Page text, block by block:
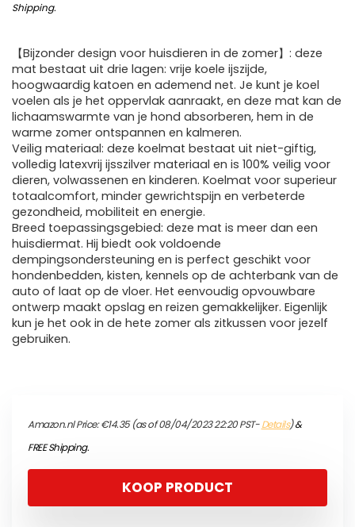
Shipping.
【Bijzonder design voor huisdieren in de zomer】: deze
mat bestaat uit drie lagen: vrije koele ijszijde,
hoogwaardig katoen en ademend net. Je kunt je koel
voelen als je het oppervlak aanraakt, en deze mat kan de
lichaamswarmte van je hond absorberen, hem in de
warme zomer ontspannen en kalmeren.
Veilig materiaal: deze koelmat bestaat uit niet-giftig,
volledig latexvrij ijsszilver materiaal en is 100% veilig voor
dieren, volwassenen en kinderen. Koelmat voor superieur
totaalcomfort, minder gewrichtspijn en verbeterde
gezondheid, mobiliteit en energie.
Breed toepassingsgebied: deze mat is meer dan een
huisdiermat. Hij biedt ook voldoende
dempingsondersteuning en is perfect geschikt voor
hondenbedden, kisten, kennels op de achterbank van de
auto of laat op de vloer. Het eenvoudig opvouwbare
ontwerp maakt opslag en reizen gemakkelijker. Eigenlijk
kun je het ook in de hete zomer als zitkussen voor jezelf
gebruiken.
Amazon.nl Price:€14.35(as of 08/04/2023 22:20 PST-Details)&
FREE Shipping.
KOOP PRODUCT